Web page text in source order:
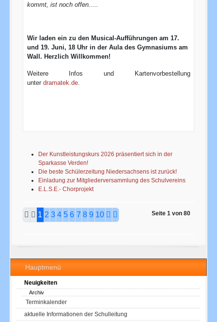
Hauptmenü
Neuigkeiten
Archiv
Terminkalender
aktuelle Informationen der Schulleitung
kommt, ist noch offen.....
Wir laden ein zu den Musical-Aufführungen am 17.
und 19. Juni, 18 Uhr in der Aula des Gymnasiums am
Wall. Herzlich Willkommen!
Weitere Infos und Kartenvorbestellung
unter dramatek.de.
Der Kunstleistungskurs 2026 präsentiert sich in der
Sparkasse Verden!
Die beste Schülerzeitung Niedersachsens ist zurück!
Einladung zur Mitgliederversammlung des Schulvereins
E.L.S.E.- Chorprojekt
Seite 1 von 80
1 2 3 4 5 6 7 8 9 10